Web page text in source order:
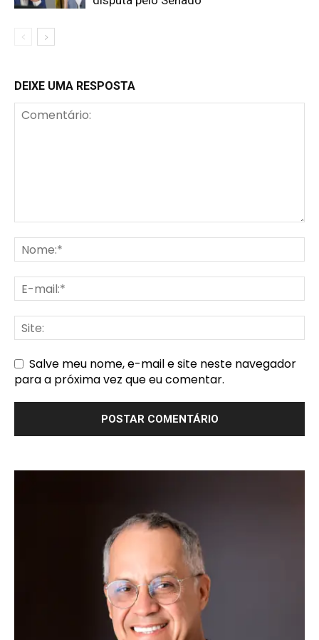
DEIXE UMA RESPOSTA
Salve meu nome, e-mail e site neste navegador
para a próxima vez que eu comentar.